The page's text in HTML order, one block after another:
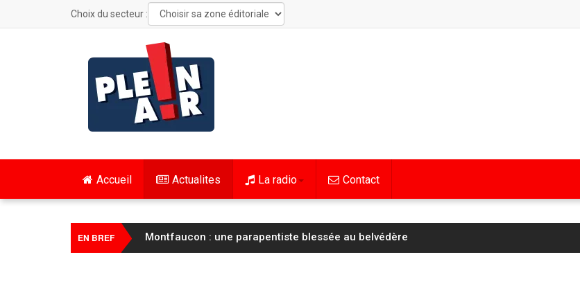
Choix du secteur :
Accueil Actualites La radio Contact
EN BREF Montfaucon : une parapentiste blessée au belvédère